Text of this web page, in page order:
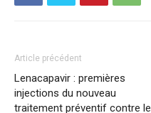
Article précédent
Lenacapavir : premières
injections du nouveau
traitement préventif contre le